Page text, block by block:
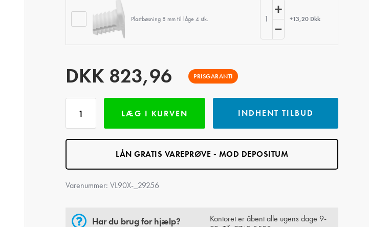
Plastbøsning 8 mm til låge 4 stk. 1 +13,20 Dkk
DKK 823,96 PRISGARANTI
LÆG I KURVEN INDHENT TILBUD
LÅN GRATIS VAREPRØVE - MOD DEPOSITUM
Varenummer: VL90X-_29256
Har du brug for hjælp?
Kontoret er åbent alle ugens dage 9-